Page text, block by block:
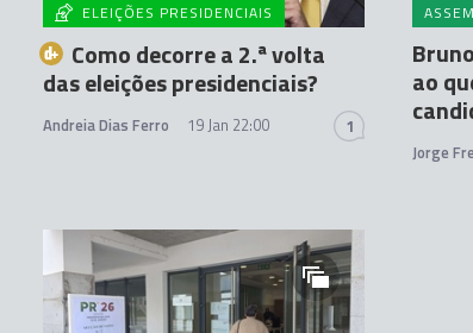
ELEIÇÕES PRESIDENCIAIS
Como decorre a 2.ª volta
das eleições presidenciais?
Andreia Dias Ferro 19 Jan 22:00 1
ao
Jorge